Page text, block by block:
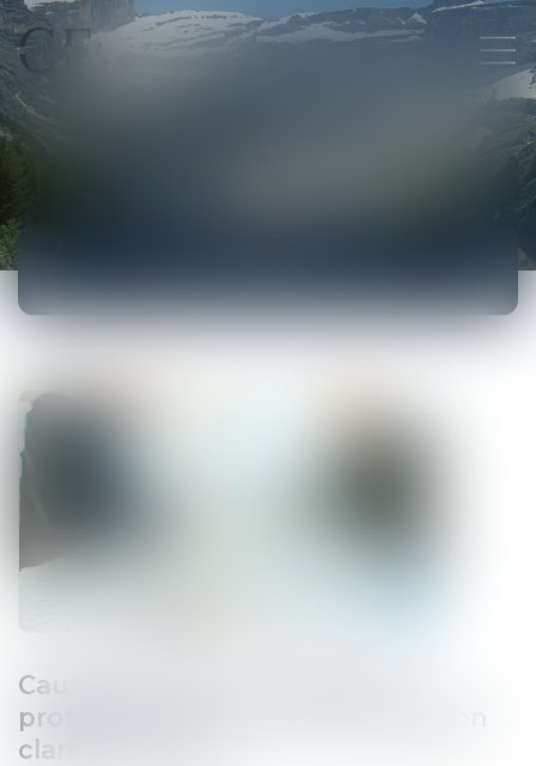
Cautionnement et créancier
professionnel : la Cour de cassation
clarifie la notion